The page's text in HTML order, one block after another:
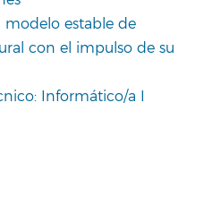
modelo estable de
con el impulso de su
Informático/a I